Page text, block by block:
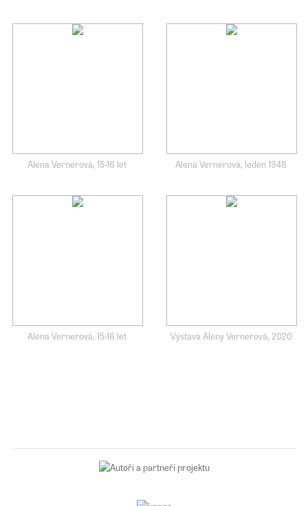
Alena Vernerová, 15-16 let Alena Vernerová, leden 1948
Alena Vernerová, 15-16 let Výstava Aleny Vernerová, 2020